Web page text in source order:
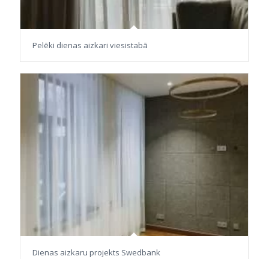
Pelēki dienas aizkari viesistabā
Dienas aizkaru projekts Swedbank